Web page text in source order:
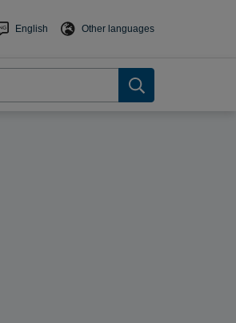
English Other languages